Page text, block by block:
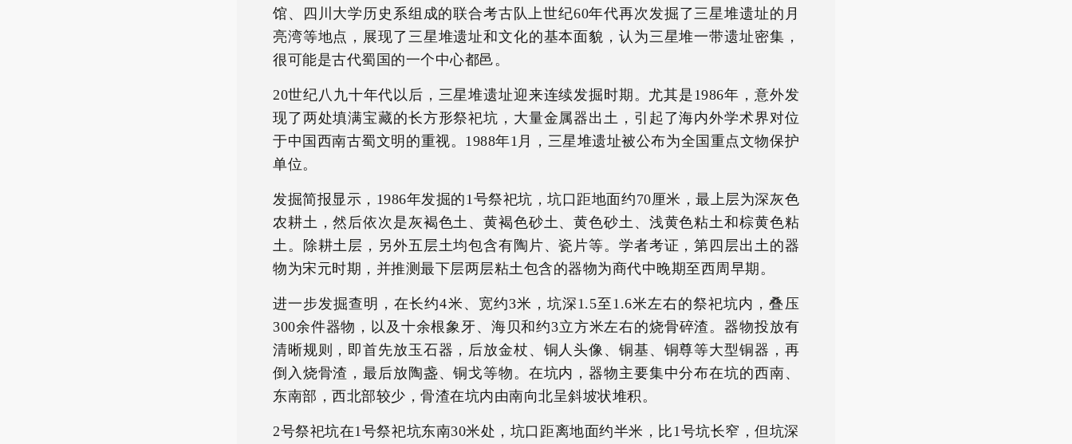
馆、四川大学历史系组成的联合考古队上世纪60年代再次发掘了三星堆遗址的月
亮湾等地点，展现了三星堆遗址和文化的基本面貌，认为三星堆一带遗址密集，
很可能是古代蜀国的一个中心都邑。
20世纪八九十年代以后，三星堆遗址迎来连续发掘时期。尤其是1986年，意外发
现了两处填满宝藏的长方形祭祀坑，大量金属器出土，引起了海内外学术界对位
于中国西南古蜀文明的重视。1988年1月，三星堆遗址被公布为全国重点文物保护
单位。
发掘简报显示，1986年发掘的1号祭祀坑，坑口距地面约70厘米，最上层为深灰色
农耕土，然后依次是灰褐色土、黄褐色砂土、黄色砂土、浅黄色粘土和棕黄色粘
土。除耕土层，另外五层土均包含有陶片、瓷片等。学者考证，第四层出土的器
物为宋元时期，并推测最下层两层粘土包含的器物为商代中晚期至西周早期。
进一步发掘查明，在长约4米、宽约3米，坑深1.5至1.6米左右的祭祀坑内，叠压
300余件器物，以及十余根象牙、海贝和约3立方米左右的烧骨碎渣。器物投放有
清晰规则，即首先放玉石器，后放金杖、铜人头像、铜基、铜尊等大型铜器，再
倒入烧骨渣，最后放陶盏、铜戈等物。在坑内，器物主要集中分布在坑的西南、
东南部，西北部较少，骨渣在坑内由南向北呈斜坡状堆积。
2号祭祀坑在1号祭祀坑东南30米处，坑口距离地面约半米，比1号坑长窄，但坑深